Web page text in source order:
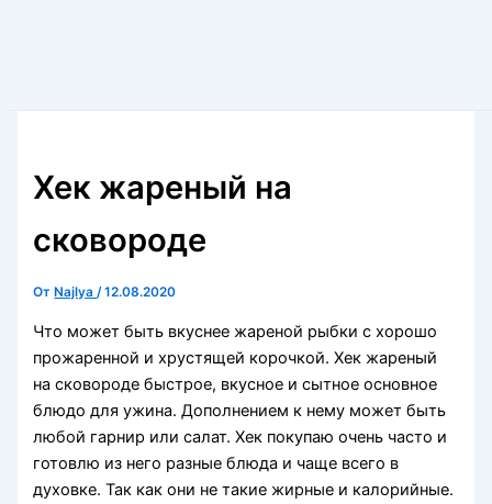
Хек жареный на
сковороде
От Najlya/12.08.2020
Что может быть вкуснее жареной рыбки с хорошо
прожаренной и хрустящей корочкой. Хек жареный
на сковороде быстрое, вкусное и сытное основное
блюдо для ужина. Дополнением к нему может быть
любой гарнир или салат. Хек покупаю очень часто и
готовлю из него разные блюда и чаще всего в
духовке. Так как они не такие жирные и калорийные.